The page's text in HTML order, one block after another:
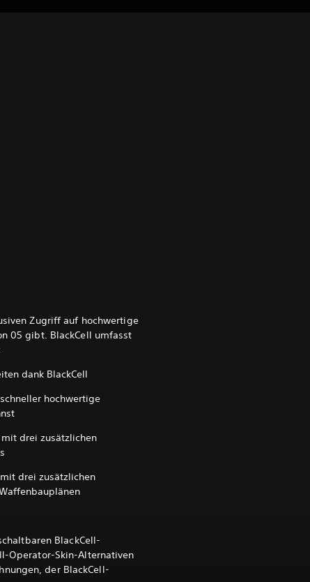
Zugriff auf hochwertige
05 gibt. BlackCell umfasst
dank BlackCell
hochwertige
drei zusätzlichen
drei zusätzlichen
BlackCell-
Operator-Skin-Alternativen
der BlackCell-